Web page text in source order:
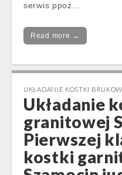
serwis ppoż…
Read more →
UKŁADANIE KOSTKI
Układanie
granitowej
Pierwszej
kostki